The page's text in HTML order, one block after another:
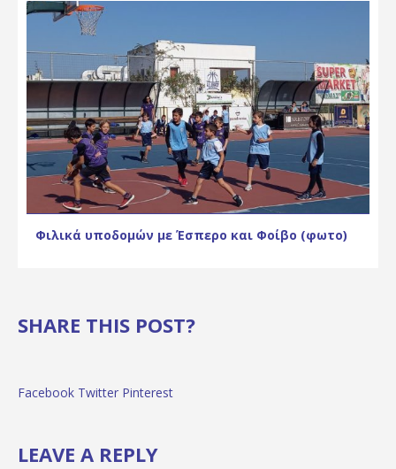
Φιλικά υποδομών με Έσπερο και Φοίβο (φωτο)
SHARE THIS POST?
Facebook Twitter Pinterest
LEAVE A REPLY